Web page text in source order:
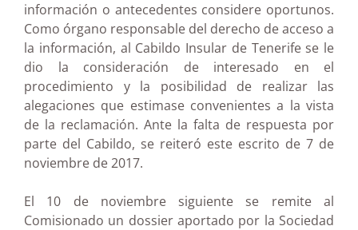
información o antecedentes considere oportunos.
Como órgano responsable del derecho de acceso a
la información, al Cabildo Insular de Tenerife se le
dio la consideración de interesado en el
procedimiento y la posibilidad de realizar las
alegaciones que estimase convenientes a la vista
de la reclamación. Ante la falta de respuesta por
parte del Cabildo, se reiteró este escrito de 7 de
noviembre de 2017.
El 10 de noviembre siguiente se remite al
Comisionado un dossier aportado por la Sociedad